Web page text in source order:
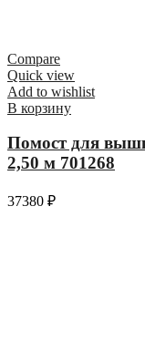
Compare
Quick view
Add to wishlist
В корзину
Помост для
2,50 м 701268
37380 ₽